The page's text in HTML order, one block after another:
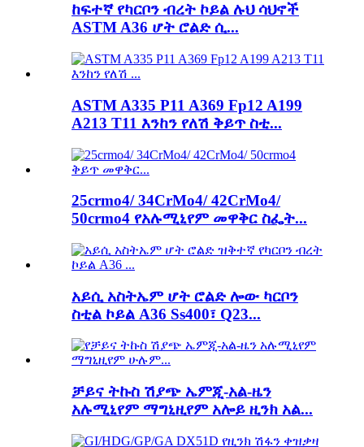
ከፍተኛ የካርቦን ብረት ኮይል ሉህ ሳህኖች
ASTM A36 ሆት ሮልድ ሲ...
ASTM A335 P11 A369 Fp12 A199
A213 T11 እንከን የለሽ ቅይጥ ስቲ...
25crmo4/ 34CrMo4/ 42CrMo4/
50crmo4 የአሉሚኒየም መዋቅር ስፌት...
አይሲ አስትኤም ሆት ሮልድ ሎው ካርቦን
ስቲል ኮይል A36 Ss400፣ Q23...
ቻይና ትኩስ ሽያጭ ኤምጂ-አል-ዜን
አሉሚኒየም ማግኒዚየም አሎይ ዚንክ አል...